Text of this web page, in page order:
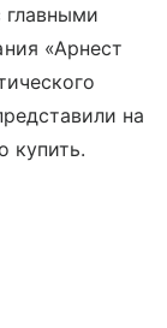
главными
«Арнест
на
купить.